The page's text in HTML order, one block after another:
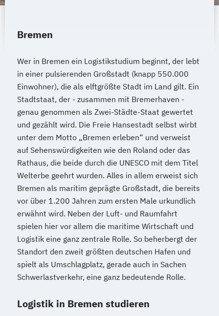
Bremen
Wer in Bremen ein Logistikstudium beginnt, der lebt
in einer pulsierenden Großstadt (knapp 550.000
Einwohner), die als elftgrößte Stadt im Land gilt. Ein
Stadtstaat, der - zusammen mit Bremerhaven -
genau genommen als Zwei-Städte-Staat gewertet
und gezählt wird. Die Freie Hansestadt selbst wirbt
unter dem Motto „Bremen erleben“ und verweist
auf Sehenswürdigkeiten wie den Roland oder das
Rathaus, die beide durch die UNESCO mit dem Titel
Welterbe geehrt wurden. Alles in allem erweist sich
Bremen als maritim geprägte Großstadt, die bereits
vor über 1.200 Jahren zum ersten Male urkundlich
erwähnt wird. Neben der Luft- und Raumfahrt
spielen hier vor allem die maritime Wirtschaft und
Logistik eine ganz zentrale Rolle. So beherbergt der
Standort den zweit größten deutschen Hafen und
spielt als Umschlagplatz, gerade auch in Sachen
Schwerlastverkehr, eine ganz bedeutende Rolle.
Logistik in Bremen studieren